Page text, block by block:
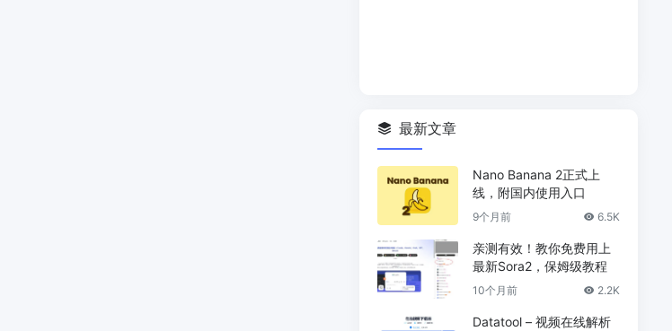
最新文章
Nano Banana 2正式上
线，附国内使用入口
9个月前 6.5K
亲测有效！教你免费用上
最新Sora2，保姆级教程
10个月前 2.2K
Datatool – 视频在线解析